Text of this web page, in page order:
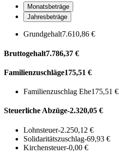
Monatsbeträge
Jahresbeträge
Grundgehalt7.610,86 €
Bruttogehalt7.786,37 €
Familienzuschläge175,51 €
Familienzuschlag Ehe175,51 €
Steuerliche Abzüge-2.320,05 €
Lohnsteuer-2.250,12 €
Solidaritätszuschlag-69,93 €
Kirchensteuer-0,00 €